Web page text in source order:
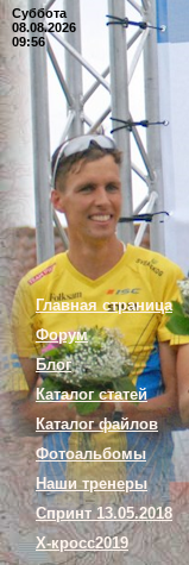
Суббота
08.08.2026
09:56
Главная страница
Форум
Блог
Каталог статей
Каталог файлов
Фотоальбомы
Наши тренеры
Спринт 13.05.2018
Х-кросс2019